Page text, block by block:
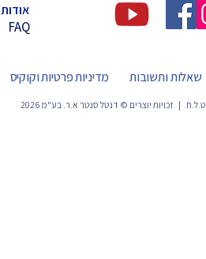
אודות
FAQ
שאלות ותשובות מדיניות פרטיות וקוקיס
ט.ל.ח. | זכויות יוצרים © דנטל סנטר א.ר. בע"מ 2026